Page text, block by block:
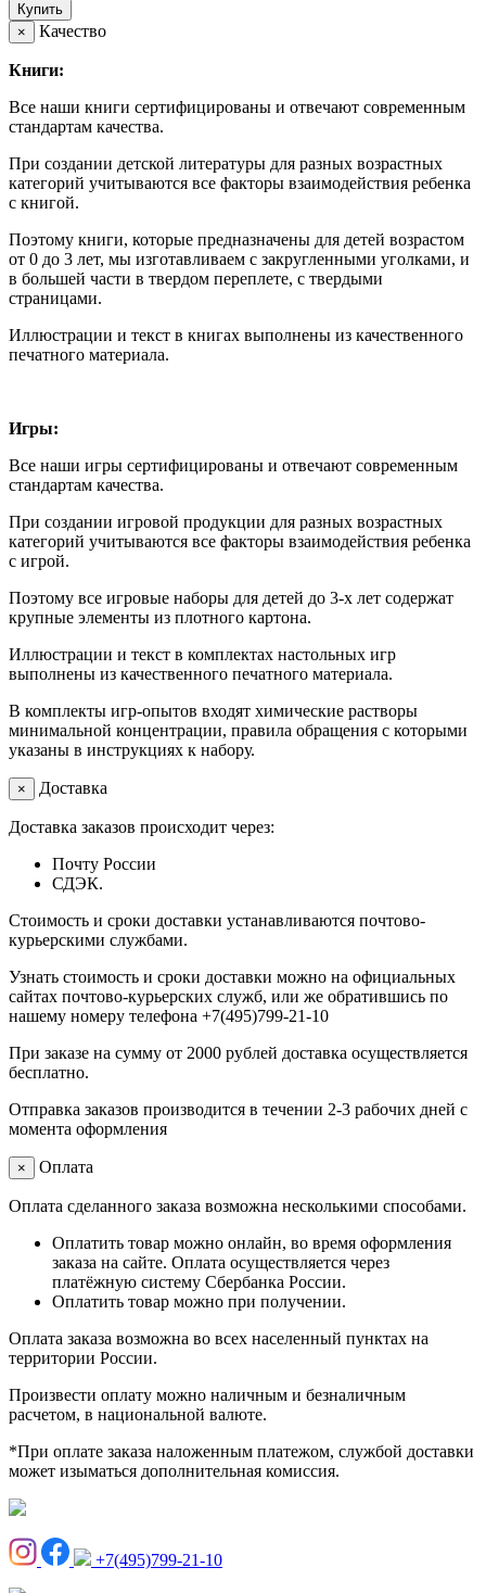
Купить
×
Качество
Книги:
Все наши книги сертифицированы и отвечают современным
стандартам качества.
При создании детской литературы для разных возрастных
категорий учитываются все факторы взаимодействия ребенка
с книгой.
Поэтому книги, которые предназначены для детей возрастом
от 0 до 3 лет, мы изготавливаем с закругленными уголками, и
в большей части в твердом переплете, с твердыми
страницами.
Иллюстрации и текст в книгах выполнены из качественного
печатного материала.
Игры:
Все наши игры сертифицированы и отвечают современным
стандартам качества.
При создании игровой продукции для разных возрастных
категорий учитываются все факторы взаимодействия ребенка
с игрой.
Поэтому все игровые наборы для детей до 3-х лет содержат
крупные элементы из плотного картона.
Иллюстрации и текст в комплектах настольных игр
выполнены из качественного печатного материала.
В комплекты игр-опытов входят химические растворы
минимальной концентрации, правила обращения с которыми
указаны в инструкциях к набору.
× Доставка
Доставка заказов происходит через:
Почту России
СДЭК.
Стоимость и сроки доставки устанавливаются почтово-
курьерскими службами.
Узнать стоимость и сроки доставки можно на официальных
сайтах почтово-курьерских служб, или же обратившись по
нашему номеру телефона +7(495)799-21-10
При заказе на сумму от 2000 рублей доставка осуществляется
бесплатно.
Отправка заказов производится в течении 2-3 рабочих дней с
момента оформления
× Оплата
Оплата сделанного заказа возможна несколькими способами.
Оплатить товар можно онлайн, во время оформления
заказа на сайте. Оплата осуществляется через
платёжную систему Сбербанка России.
Оплатить товар можно при получении.
Оплата заказа возможна во всех населенный пунктах на
территории России.
Произвести оплату можно наличным и безналичным
расчетом, в национальной валюте.
*При оплате заказа наложенным платежом, службой доставки
может изыматься дополнительная комиссия.
+7(495)799-21-10